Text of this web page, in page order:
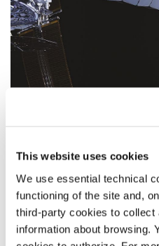
This website uses cookies
We use essential technical
functioning of the site and,
third-party cookies to
information about browsing.
SINOSSI
La più grande produzione